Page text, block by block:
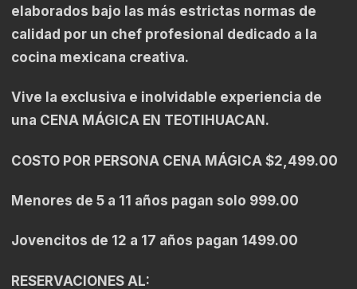
elaborados bajo las más estrictas normas de
calidad por un chef profesional dedicado a la
cocina mexicana creativa.
Vive la exclusiva e inolvidable experiencia de
una CENA MÁGICA EN TEOTIHUACAN.
COSTO POR PERSONA CENA MÁGICA $2,499.00
Menores de 5 a 11 años pagan solo 999.00
Jovencitos de 12 a 17 años pagan 1499.00
RESERVACIONES AL: